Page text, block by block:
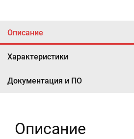
Описание
Характеристики
Документация и ПО
Описание